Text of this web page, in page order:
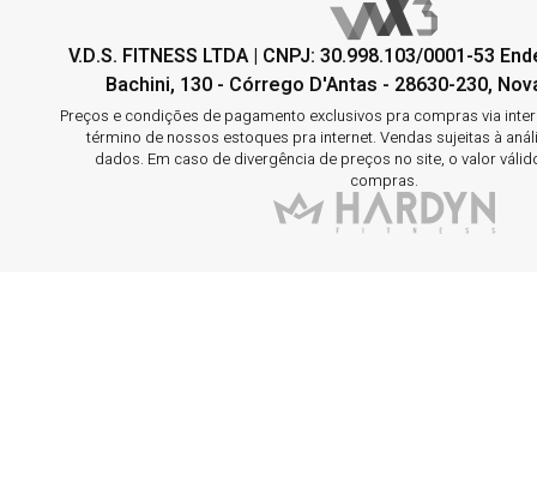
V.D.S. FITNESS LTDA | CNPJ: 30.998.103/0001-53
Bachini, 130 - Córrego D'Antas - 28630-230,
Preços e condições de pagamento exclusivos pra compras via
término de nossos estoques pra internet. Vendas sujeitas à
dados. Em caso de divergência de preços no site, o valor
compras.